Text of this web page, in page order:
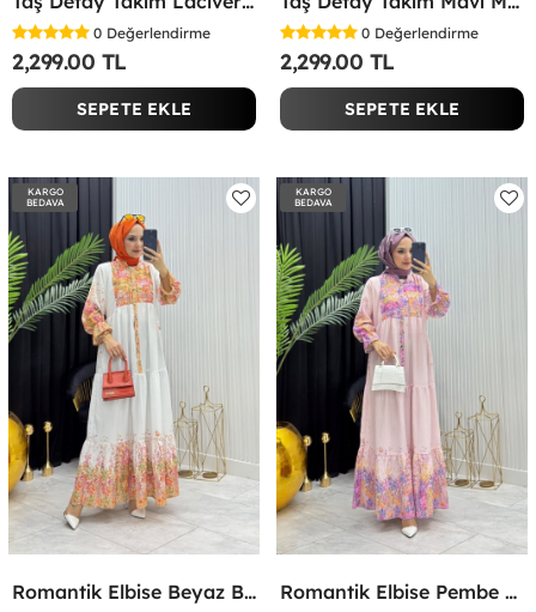
0 Değerlendirme
2,299.00 TL
SEPETE EKLE
0 Değerlendirme
2,299.00 TL
SEPETE EKLE
KARGO
BEDAVA
Romantik Elbise Beyaz Beyaz
KARGO
BEDAVA
Romantik Elbise Pembe Pembe